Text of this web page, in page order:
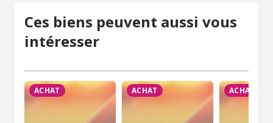
Ces biens peuvent aussi vous
intéresser
ACHAT ACHAT ACHAT